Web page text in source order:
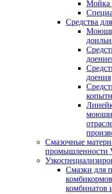
Мойка
Средства
доения
Смазочные
промышленности
Смазки для
комбинатов